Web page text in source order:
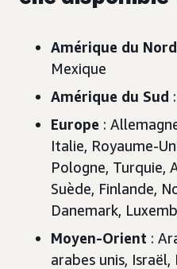
Amérique du Nord
Mexique
Amérique du Sud
Europe :
Italie, Royaume-
Pologne, Turquie,
Suède, Finlande,
Danemark,
Moyen-Orient :
arabes unis,